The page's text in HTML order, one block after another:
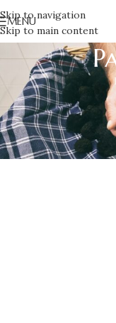
Skip to navigation
Skip to main content
MENU